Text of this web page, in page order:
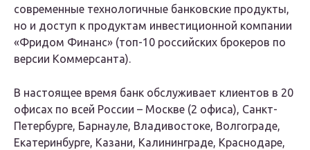
современные технологичные банковские продукты,
но и доступ к продуктам инвестиционной компании
«Фридом Финанс» (топ-10 российских брокеров по
версии Коммерсанта).
В настоящее время банк обслуживает клиентов в 20
офисах по всей России – Москве (2 офиса), Санкт-
Петербурге, Барнауле, Владивостоке, Волгограде,
Екатеринбурге, Казани, Калининграде, Краснодаре,